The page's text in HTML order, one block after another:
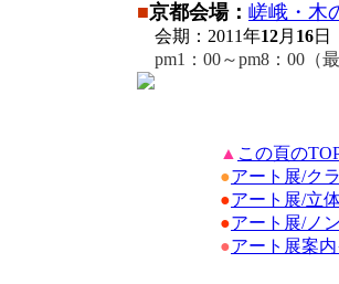
■京都会場： 嵯峨・木
会期：2011年12月 16日
pm1：00～pm8：00（
▲ この頁の
●アート展/ク
●アート展/立
●アート展/ノ
●アート展案